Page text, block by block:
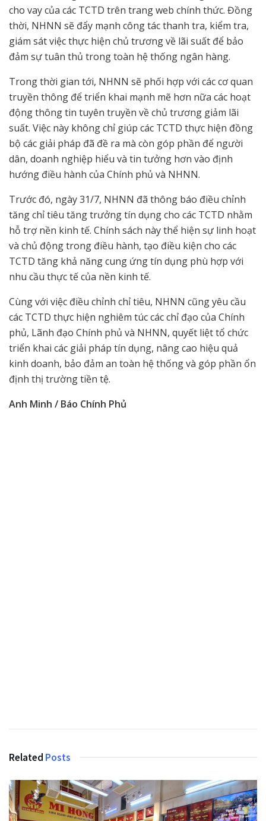
cho vay của các TCTD trên trang web chính thức. Đồng
thời, NHNN sẽ đẩy mạnh công tác thanh tra, kiểm tra,
giám sát việc thực hiện chủ trương về lãi suất để bảo
đảm sự tuân thủ trong toàn hệ thống ngân hàng.
Trong thời gian tới, NHNN sẽ phối hợp với các cơ quan
truyền thông để triển khai mạnh mẽ hơn nữa các hoạt
động thông tin tuyên truyền về chủ trương giảm lãi
suất. Việc này không chỉ giúp các TCTD thực hiện đồng
bộ các giải pháp đã đề ra mà còn góp phần để người
dân, doanh nghiệp hiểu và tin tưởng hơn vào định
hướng điều hành của Chính phủ và NHNN.
Trước đó, ngày 31/7, NHNN đã thông báo điều chỉnh
tăng chỉ tiêu tăng trưởng tín dụng cho các TCTD nhằm
hỗ trợ nền kinh tế. Chính sách này thể hiện sự linh hoạt
và chủ động trong điều hành, tạo điều kiện cho các
TCTD tăng khả năng cung ứng tín dụng phù hợp với
nhu cầu thực tế của nền kinh tế.
Cùng với việc điều chỉnh chỉ tiêu, NHNN cũng yêu cầu
các TCTD thực hiện nghiêm túc các chỉ đạo của Chính
phủ, Lãnh đạo Chính phủ và NHNN, quyết liệt tổ chức
triển khai các giải pháp tín dụng, nâng cao hiệu quả
kinh doanh, bảo đảm an toàn hệ thống và góp phần ổn
định thị trường tiền tệ.
Anh Minh / Báo Chính Phủ
Related Posts